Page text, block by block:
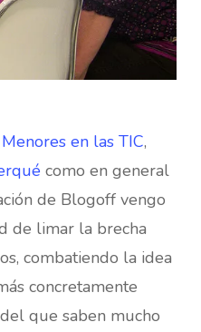
Menores en las TIC,
como en general
de Blogoff vengo
de limar la brecha
combatiendo la idea
concretamente
que saben mucho